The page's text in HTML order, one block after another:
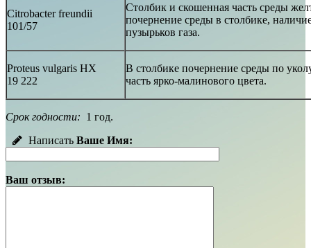
Citrobacter freundii
101/57
Столбик и скошенная часть среды
почернение среды в столбике,
пузырьков газа.
Proteus vulgaris HX
19 222
В столбике почернение среды по
часть ярко-малинового цвета.
Срок годности: 1 год.
Написать Ваше Имя:
Ваш отзыв: